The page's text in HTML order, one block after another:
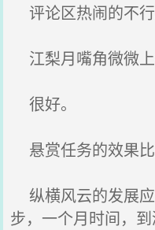
评论区热闹的不行
江梨月嘴角微微上
很好。
悬赏任务的效果比
纵横风云的发展
步，一个月时间，到